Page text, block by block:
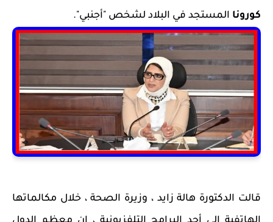
كورونا المستجد في البلاد لشخص "أجنبي".
قالت الدكتورة هالة زايد ، وزيرة الصحة ، خلال مكالماتها